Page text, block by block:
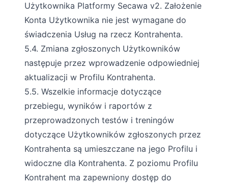
Użytkownika Platformy Secawa v2. Założenie
Konta Użytkownika nie jest wymagane do
świadczenia Usług na rzecz Kontrahenta.
5.4. Zmiana zgłoszonych Użytkowników
następuje przez wprowadzenie odpowiedniej
aktualizacji w Profilu Kontrahenta.
5.5. Wszelkie informacje dotyczące
przebiegu, wyników i raportów z
przeprowadzonych testów i treningów
dotyczące Użytkowników zgłoszonych przez
Kontrahenta są umieszczane na jego Profilu i
widoczne dla Kontrahenta. Z poziomu Profilu
Kontrahent ma zapewniony dostęp do